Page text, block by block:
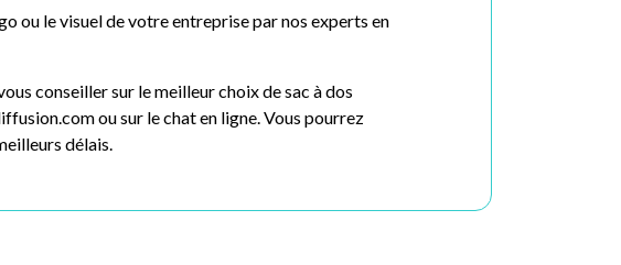
ou le visuel de votre entreprise par nos experts en
conseiller sur le meilleur choix de sac à dos
ou sur le chat en ligne. Vous pourrez
délais.